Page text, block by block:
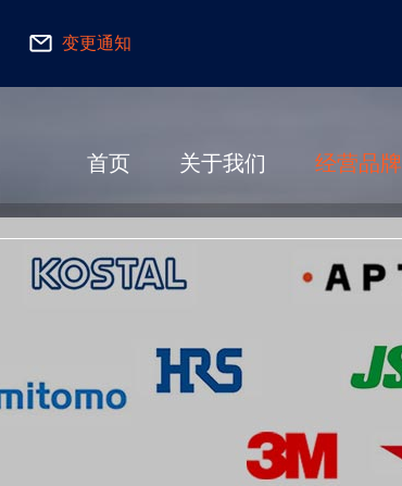
变更通知
首页 关于我们 经营品牌